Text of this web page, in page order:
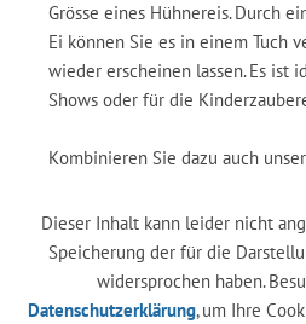
Grösse eines Hühnereis. Durch
Ei können Sie es in einem Tuch
wieder erscheinen lassen. Es ist
Shows oder für die
Kombinieren Sie dazu auch
Dieser Inhalt kann leider nicht
Speicherung der für die
widersprochen haben.
Datenschutzerklärung, um Ihre